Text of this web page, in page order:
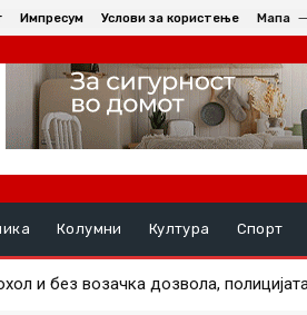
Импресум Услови за користење Мапа
Колумни Култура Спорт
и без возачка дозвола, полицијата
на површина по сушата во